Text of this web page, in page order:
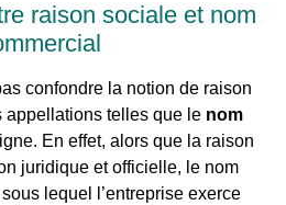
raison sociale et nom
confondre la notion de raison
appellations telles que le nom
En effet, alors que la raison
juridique et officielle, le nom
lequel l’entreprise exerce